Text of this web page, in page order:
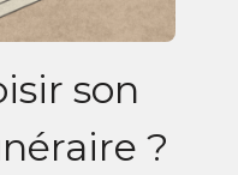
son
?